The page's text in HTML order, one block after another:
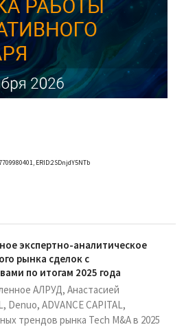
ERID:2SDnjdY5NTb
экспертно-аналитическое
рынка сделок с
по итогам 2025 года
АЛРУД, Анастасией
Denuo, ADVANCE CAPITAL,
трендов рынка Tech M&A в 2025